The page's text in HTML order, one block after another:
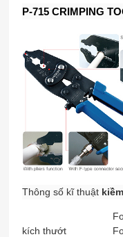
P-715 CRIMPING
Thông số kĩ thuật
kích thướt